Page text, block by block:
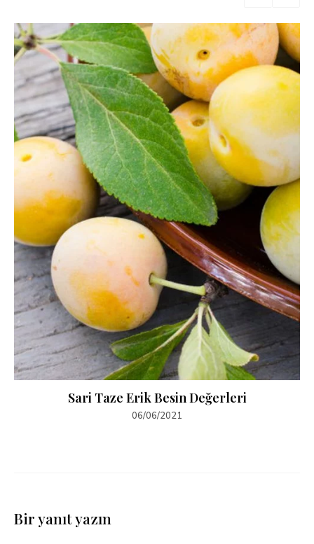
Sari Taze Erik Besin Değerleri
06/06/2021
Bir yanıt yazın